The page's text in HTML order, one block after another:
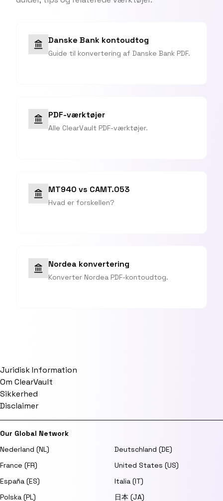
Danske Bank kontoudtog
Guide til konvertering af Danske Bank PDF.
PDF-værktøjer
Alle ClearVault PDF-værktøjer.
MT940 vs CAMT.053
Hvad er forskellen?
Nordea konvertering
Konverter Nordea PDF-kontoudtog.
Juridisk Information
Om ClearVault
Sikkerhed
Disclaimer
Our Global Network
Nederland (NL)
Deutschland (DE)
France (FR)
United States (US)
España (ES)
Italia (IT)
Polska (PL)
日本 (JA)